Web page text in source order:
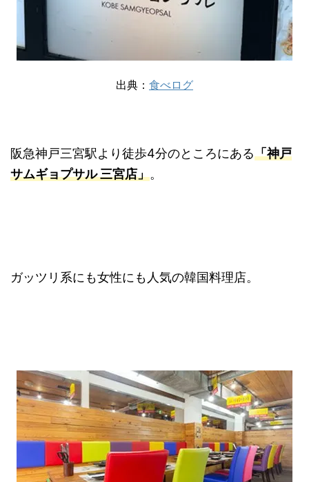
出典： 食べログ
阪急神戸三宮駅より徒歩4分のところにある「神戸
サムギョプサル 三宮店」。
ガッツリ系にも女性にも人気の韓国料理店。